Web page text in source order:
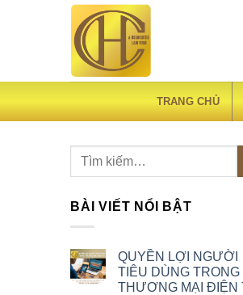
TRANG CHỦ
BÀI VIẾT NỔI BẬT
QUYỀN LỢI NGƯỜI
TIÊU DÙNG TRONG
THƯƠNG MẠI ĐIỆN